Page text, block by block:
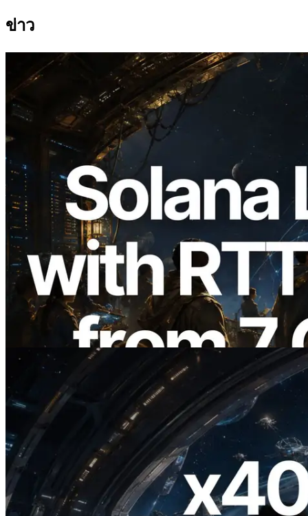
ข่าว
2026.08.05
ERPC ขยาย Solana Leader Slot API ด้วย
การวัด Ping จาก 7 Region ทั่วโลก พร้อม
เปิดตัว Validators Information API
2026.07.04